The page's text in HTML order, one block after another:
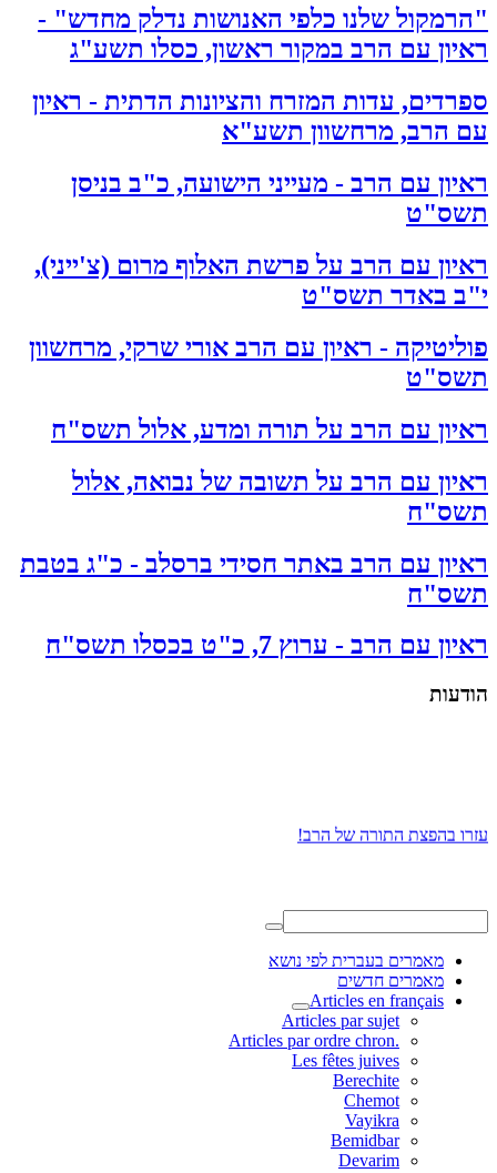
"הרמקול שלנו כלפי האנושות נדלק מחדש" -
ראיון עם הרב במקור ראשון, כסלו תשע"ג
ספרדים, עדות המזרח והציונות הדתית - ראיון
עם הרב, מרחשוון תשע"א
ראיון עם הרב - מעייני הישועה, כ"ב בניסן
תשס"ט
ראיון עם הרב על פרשת האלוף מרום (צ'ייני),
י"ב באדר תשס"ט
פוליטיקה - ראיון עם הרב אורי שרקי, מרחשוון
תשס"ט
ראיון עם הרב על תורה ומדע, אלול תשס"ח
ראיון עם הרב על תשובה של נבואה, אלול
תשס"ח
ראיון עם הרב באתר חסידי ברסלב - כ"ג בטבת
תשס"ח
ראיון עם הרב - ערוץ 7, כ"ט בכסלו תשס"ח
הודעות
עזרו בהפצת התורה של הרב!
מאמרים בעברית לפי נושא
מאמרים חדשים
Articles en français
Articles par sujet
.Articles par ordre chron
Les fêtes juives
Berechite
Chemot
Vayikra
Bemidbar
Devarim